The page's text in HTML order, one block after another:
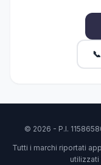
© 2026 - P.I.
Tutti i marchi riportati